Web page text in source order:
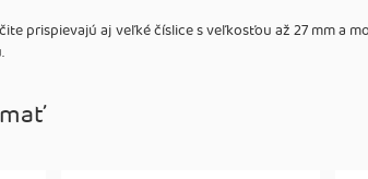
prispievajú aj veľké číslice s veľkosťou až 27 mm a